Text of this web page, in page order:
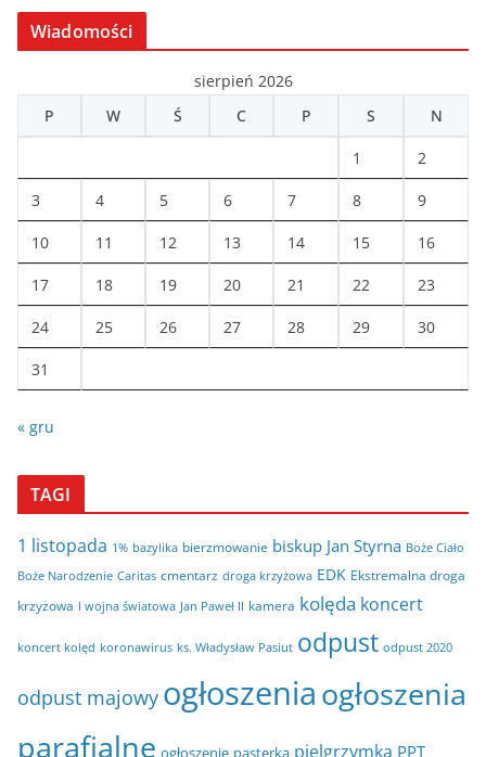
c
w
Wiadomości
sierpień 2026
P
W Ś C P S N
1 2
3 4 5 6 7 8 9
10 11 12 13 14 15 16
17 18 19 20 21 22 23
24 25 26 27 28 29 30
31
« gru
TAGI
1 listopada 1% bazylika bierzmowanie biskup Jan Styrna Boże Ciało
Boże Narodzenie Caritas cmentarz droga krzyżowa EDK Ekstremalna droga
krzyżowa I wojna światowa Jan Paweł II kamera kolęda koncert
koncert kolęd koronawirus ks. Władysław Pasiut odpust odpust 2020
odpust majowy ogłoszeniaogłoszenia
parafialne ogłoszenie pasterka pielgrzymka PPT